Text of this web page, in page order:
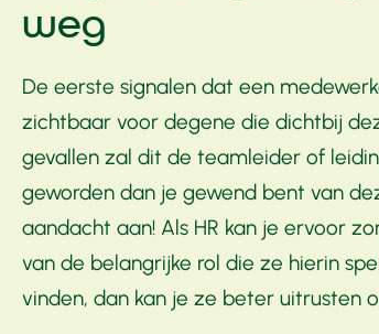
weg
De eerste signalen dat een
zichtbaar voor degene die dichtbij
gevallen zal dit de teamleider of
geworden dan je gewend bent van
aandacht aan! Als HR kan je ervoor
van de belangrijke rol die ze hierin
vinden, dan kan je ze beter uitrusten